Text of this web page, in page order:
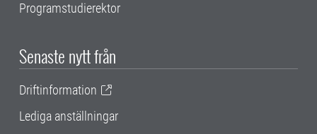
Programstudierektor
Senaste nytt från
Driftinformation
Lediga anställningar